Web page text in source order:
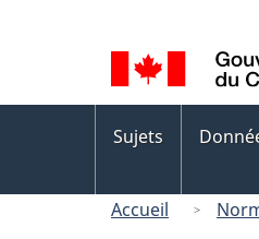
de
la
langue
des
Sujets
Accueil